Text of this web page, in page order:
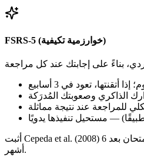
FSRS-5 (خوارزمية تكيفية)
تعود في 3 أسابيع
الذاكري وصعوبتك المُدرَكة
للمراجعة عند نتيجة مماثلة
— مستحيل تنفيذها يدويًا
أثبت Cepeda et al. (2008) أن الفاصل الأمثل بين مراجعتين يعتمد على المهلة قبل الامتحان المستهدف وصعوبة المحتوى — ليس على جدول ثابت. لامتحان بعد شهر، الفاصل الأمثل مختلف عن امتحان بعد 6
أشهر.